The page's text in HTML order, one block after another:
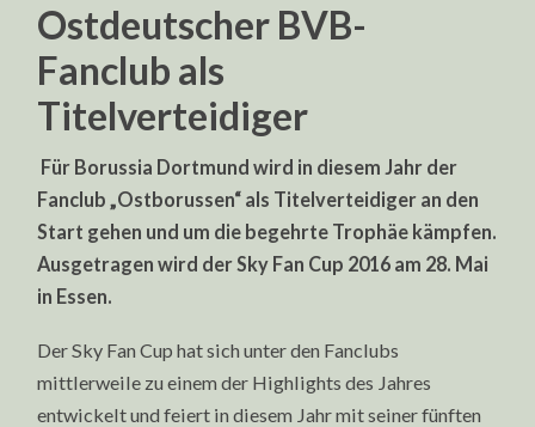
Ostdeutscher BVB-
Fanclub als
Titelverteidiger
Für Borussia Dortmund wird in diesem Jahr der
Fanclub „Ostborussen“ als Titelverteidiger an den
Start gehen und um die begehrte Trophäe kämpfen.
Ausgetragen wird der Sky Fan Cup 2016 am 28. Mai
in Essen.
Der Sky Fan Cup hat sich unter den Fanclubs
mittlerweile zu einem der Highlights des Jahres
entwickelt und feiert in diesem Jahr mit seiner fünften